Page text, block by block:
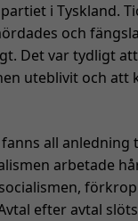
i Tyskland.
och
Det var tydligt att
uteblivit och att
all anledning
arbetade
efter avtal